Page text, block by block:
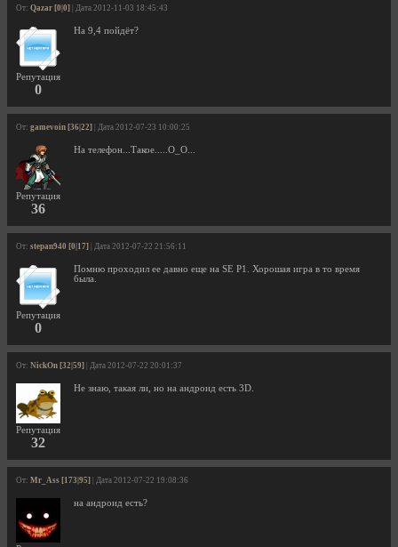
От: Qazar [0|0] | Дата 2012-11-03 18:45:43
Репутация
0
На 9,4 пойдёт?
От: gamevoin [36|22] | Дата 2012-07-23 10:00:25
Репутация
36
На телефон...Такое.....О_О...
От: stepan940 [0|17] | Дата 2012-07-22 21:56:11
Репутация
0
Помню проходил ее давно еще на SE P1. Хорошая игра в то время
была.
От: NickOn [32|59] | Дата 2012-07-22 20:01:37
Репутация
32
Не знаю, такая ли, но на андроид есть 3D.
От: Mr_Ass [173|95] | Дата 2012-07-22 19:08:36
на андроид есть?